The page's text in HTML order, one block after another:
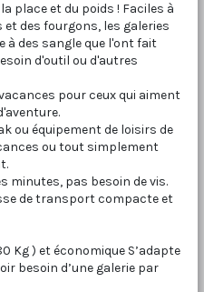
place et du poids ! Faciles à
des fourgons, les galeries
à des sangle que l'ont fait
d'outil ou d'autres
pour ceux qui aiment
ou équipement de loisirs de
ou tout simplement
minutes, pas besoin de vis.
de transport compacte et
Kg ) et économique S’adapte
besoin d’une galerie par